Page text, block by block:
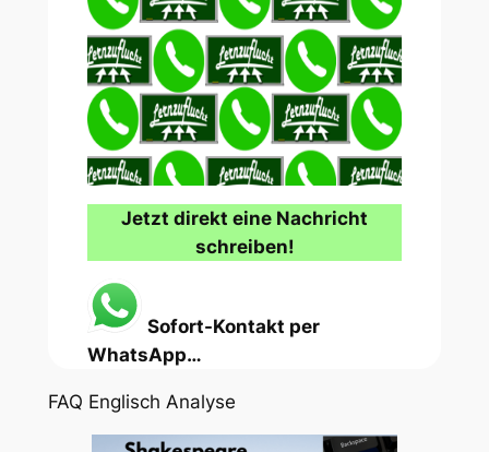
Jetzt direkt eine Nachricht
schreiben!
Sofort-Kontakt per
WhatsApp…
FAQ Englisch Analyse